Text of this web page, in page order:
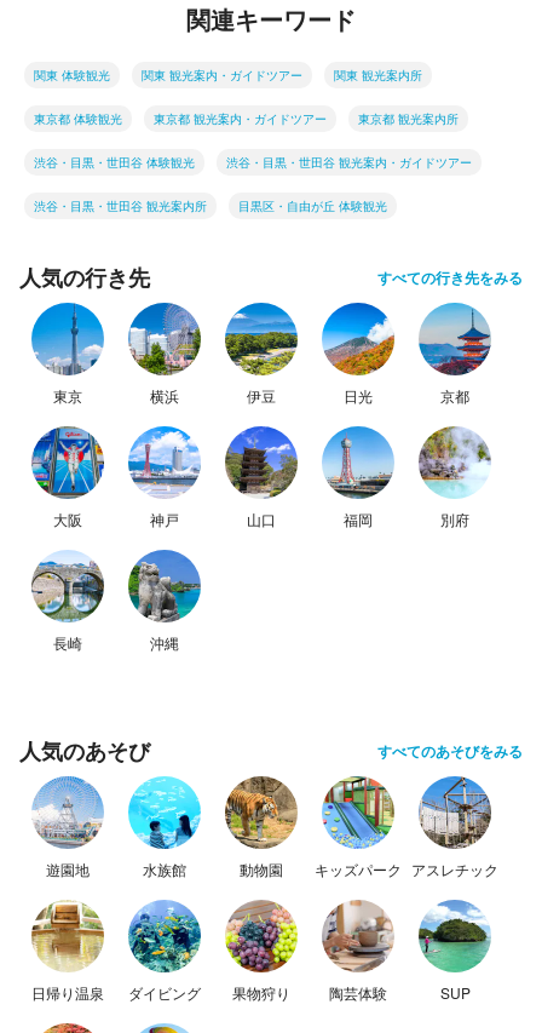
関連キーワード
関東 体験観光 関東 観光案内・ガイドツアー 関東 観光案内所
東京都 体験観光 東京都 観光案内・ガイドツアー 東京都 観光案内所
渋谷・目黒・世田谷 体験観光 渋谷・目黒・世田谷 観光案内・ガイドツアー
渋谷・目黒・世田谷 観光案内所 目黒区・自由が丘 体験観光
人気の行き先 すべての行き先をみる
東京 横浜 伊豆 日光 京都
大阪 神戸 山口 福岡 別府
長崎 沖縄
人気のあそび すべてのあそびをみる
遊園地 水族館 動物園 キッズパーク アスレチック
日帰り温泉 ダイビング 果物狩り 陶芸体験 SUP